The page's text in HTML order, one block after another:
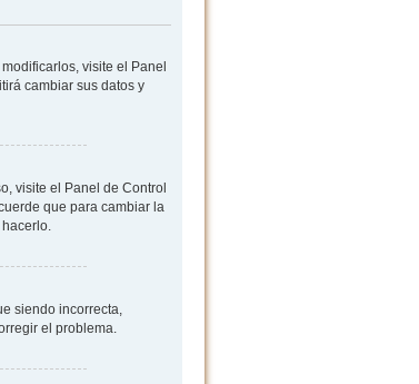
visite el Panel
cambiar sus datos y
visite el Panel de Control
que para cambiar la
siendo incorrecta,
el problema.